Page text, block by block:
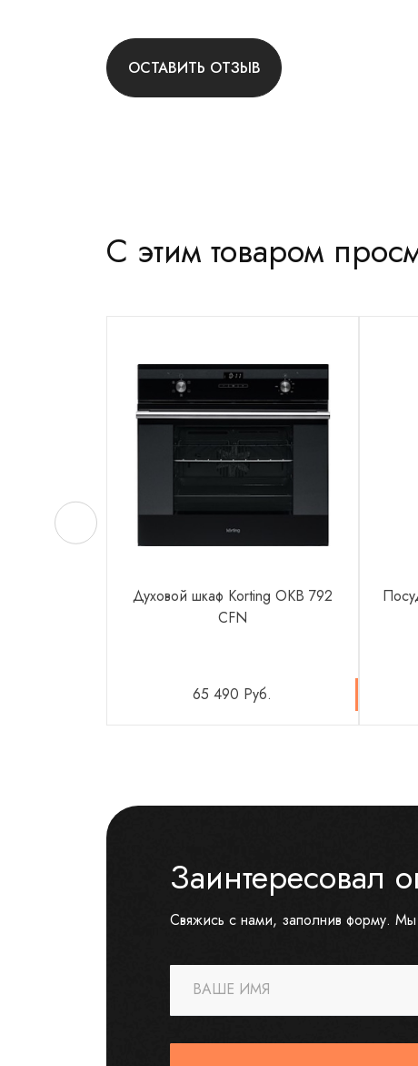
ОСТАВИТЬ ОТЗЫВ
С этим товаром
Духовой шкаф Korting OKB 792
CFN
65 490 Руб.
Заинтересовал
Свяжись с нами, заполнив форму.
ВАШЕ ИМЯ